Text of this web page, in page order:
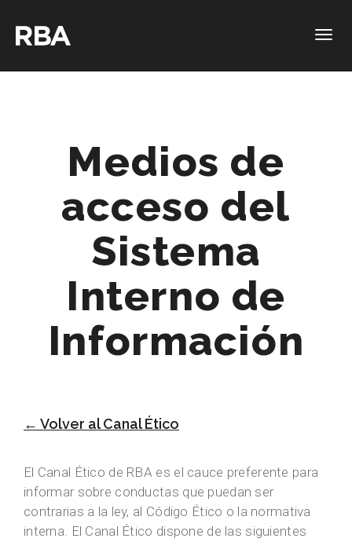
Medios de
acceso del
Sistema
Interno de
Información
← Volver al Canal Ético
El Canal Ético de RBA es el cauce preferente para
informar sobre conductas que puedan ser
contrarias a la ley, al Código Ético o la normativa
interna. El Canal Ético dispone de las siguientes